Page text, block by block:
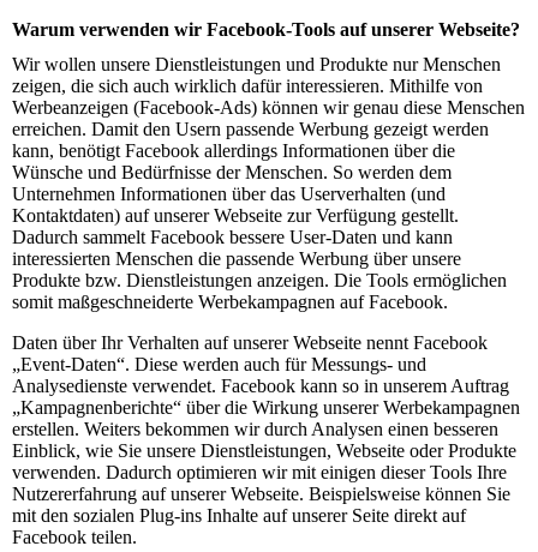
Warum verwenden wir Facebook-Tools auf unserer Webseite?
Wir wollen unsere Dienstleistungen und Produkte nur Menschen
zeigen, die sich auch wirklich dafür interessieren. Mithilfe von
Werbeanzeigen (Facebook-Ads) können wir genau diese Menschen
erreichen. Damit den Usern passende Werbung gezeigt werden
kann, benötigt Facebook allerdings Informationen über die
Wünsche und Bedürfnisse der Menschen. So werden dem
Unternehmen Informationen über das Userverhalten (und
Kontaktdaten) auf unserer Webseite zur Verfügung gestellt.
Dadurch sammelt Facebook bessere User-Daten und kann
interessierten Menschen die passende Werbung über unsere
Produkte bzw. Dienstleistungen anzeigen. Die Tools ermöglichen
somit maßgeschneiderte Werbekampagnen auf Facebook.
Daten über Ihr Verhalten auf unserer Webseite nennt Facebook
„Event-Daten“. Diese werden auch für Messungs- und
Analysedienste verwendet. Facebook kann so in unserem Auftrag
„Kampagnenberichte“ über die Wirkung unserer Werbekampagnen
erstellen. Weiters bekommen wir durch Analysen einen besseren
Einblick, wie Sie unsere Dienstleistungen, Webseite oder Produkte
verwenden. Dadurch optimieren wir mit einigen dieser Tools Ihre
Nutzererfahrung auf unserer Webseite. Beispielsweise können Sie
mit den sozialen Plug-ins Inhalte auf unserer Seite direkt auf
Facebook teilen.